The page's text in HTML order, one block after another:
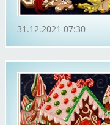
31.12.2021 07:30